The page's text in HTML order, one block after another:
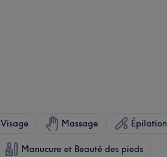
Visage Massage Épilation
Manucure et Beauté des pieds